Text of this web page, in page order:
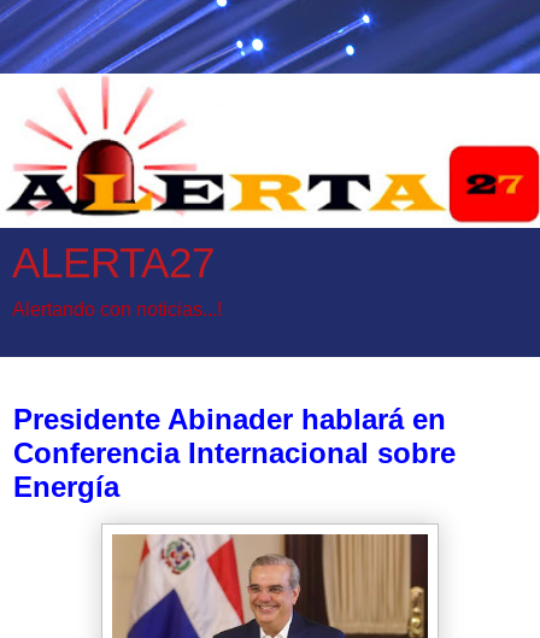
ALERTA27
Alertando con noticias...!
Presidente Abinader hablará en
Conferencia Internacional sobre
Energía